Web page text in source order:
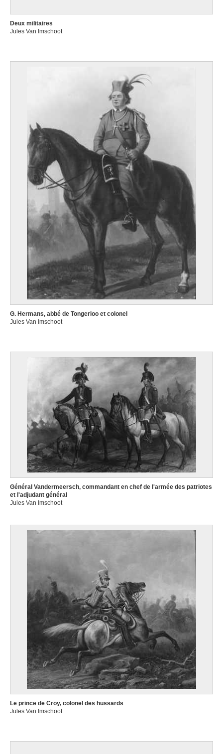
Deux militaires
Jules Van Imschoot
G. Hermans, abbé de Tongerloo et colonel
Jules Van Imschoot
Général Vandermeersch, commandant en chef de l'armée des patriotes
et l'adjudant général
Jules Van Imschoot
Le prince de Croy, colonel des hussards
Jules Van Imschoot